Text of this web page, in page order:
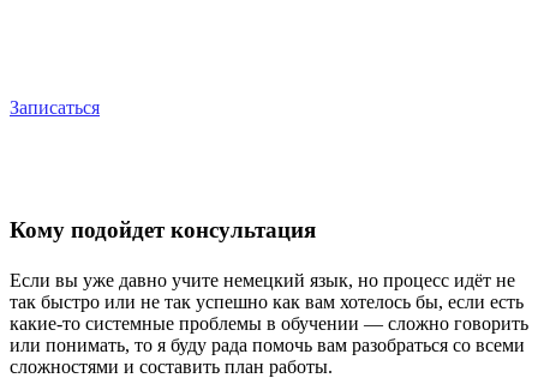
Записаться
Кому подойдет консультация
Если вы уже давно учите немецкий язык, но процесс идёт не
так быстро или не так успешно как вам хотелось бы, если есть
какие-то системные проблемы в обучении — сложно говорить
или понимать, то я буду рада помочь вам разобраться со всеми
сложностями и составить план работы.